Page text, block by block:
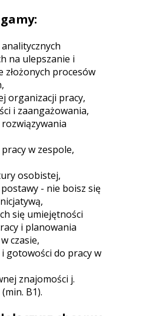
na ulepszanie i
złożonych procesów
organizacji pracy,
i zaangażowania,
w zespole,
osobistej,
- nie boisz się
się umiejętności
i planowania
czasie,
gotowości do pracy w
znajomości j.
B1).